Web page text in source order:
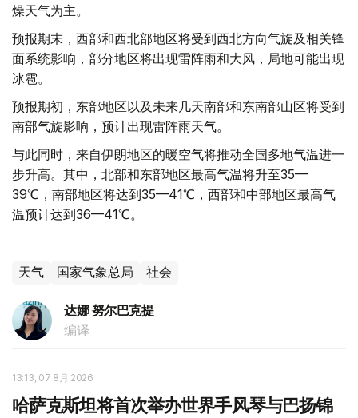
燥天气为主。
预报期末，西部和西北部地区将受到西北方向气旋及相关锋
面系统影响，部分地区将出现雷阵雨和大风，局地可能出现
冰雹。
预报期初，东部地区以及未来几天南部和东南部山区将受到
南部气旋影响，预计出现雷阵雨天气。
与此同时，来自伊朗地区的暖空气将推动全国多地气温进一
步升高。其中，北部和东部地区最高气温将升至35—
39℃，南部地区将达到35—41℃，西部和中部地区最高气
温预计达到36—41℃。
天气 国家气象总局 社会
达娜 努尔巴克提
编译
13:13, 07 8月 2026
哈萨克斯坦将首次举办世界手风琴与巴扬锦